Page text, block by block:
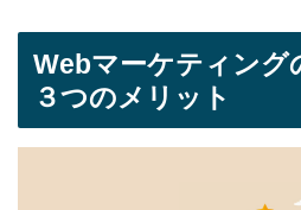
Webマーケティング
３つのメリット